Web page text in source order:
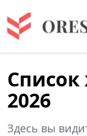
2026
Здесь вы